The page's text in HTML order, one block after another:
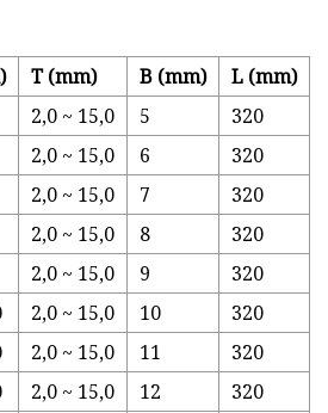
T (mm) B (mm)
L (mm)
2,0 ~ 15,0 5
320
2,0 ~ 15,0 6
320
2,0 ~ 15,0 7
320
2,0 ~ 15,0 8
320
2,0 ~ 15,0 9
320
2,0 ~ 15,0 10
320
2,0 ~ 15,0 11
320
2,0 ~ 15,0 12
320